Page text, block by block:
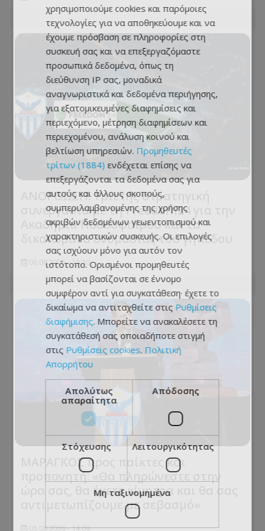
ΑΝΟΡΘΩΣΗ: Τριετής στρατηγική
συνεργασία με τη Freedom24 για την
Ακαδημία Ποδοσφαίρου και τα
δικαιώματα ονομασίας του γηπέδου
06.08.2026 - 11:10
ΜΑΡΑΓΚΟΣ προς παίκτες και
προπονητή: «Θα πληρώνεστε στην
ώρα σας, θα έχετε κίνητρα και θα σας
αντιμετωπίζουμε με σεβασμό»
05.08.2026 - 14:09
χρησιμοποιούμε cookies και παρόμοιες
τεχνολογίες για να αποθηκεύουμε και να
έχουμε πρόσβαση σε πληροφορίες στη
συσκευή σας και να επεξεργαζόμαστε
προσωπικά δεδομένα, όπως τη
διεύθυνση IP σας, μοναδικά
αναγνωριστικά και δεδομένα περιήγησης,
για εξατομικευμένες διαφημίσεις και
περιεχόμενο, μέτρηση διαφημίσεων και
περιεχομένου, ανάλυση κοινού και
βελτίωση υπηρεσιών. Προμηθευτές
τρίτων (1884) ενδέχεται επίσης να
επεξεργάζονται τα δεδομένα σας για
αυτούς και άλλους σκοπούς,
συμπεριλαμβανομένης της χρήσης
ακριβών δεδομένων γεωεντοπισμού και
χαρακτηριστικών συσκευής. Οι επιλογές
σας ισχύουν μόνο για αυτόν τον
ιστότοπο. Ορισμένοι προμηθευτές
μπορεί να βασίζονται σε έννομο
συμφέρον αντί για συγκατάθεση· έχετε το
δικαίωμα να αντιταχθείτε στις Ρυθμίσεις
διαφήμισης. Μπορείτε να ανακαλέσετε τη
συγκατάθεσή σας οποιαδήποτε στιγμή
στις Ρυθμίσεις cookies. Πολιτική
Απορρήτου
Απολύτως
απαραίτητα
Απόδοσης
Στόχευσης Λειτουργικότητας
Μη ταξινομημένα